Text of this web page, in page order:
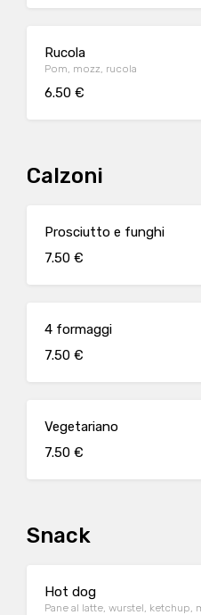
Rucola
Pom, mozz, rucola
6.50 €
Calzoni
Prosciutto e funghi
7.50 €
4 formaggi
7.50 €
Vegetariano
7.50 €
Snack
Hot dog
Pane al latte, wurstel, ketchup,